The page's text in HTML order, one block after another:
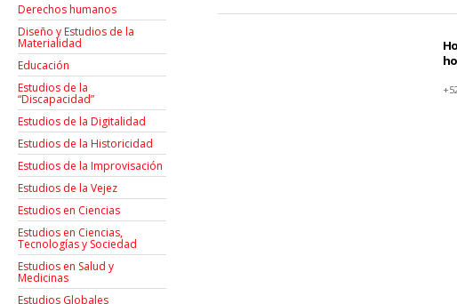
Derechos humanos
Diseño y Estudios de la
Materialidad
Educación
Estudios de la
“Discapacidad”
Estudios de la Digitalidad
Estudios de la Historicidad
Estudios de la Improvisación
Estudios de la Vejez
Estudios en Ciencias
Estudios en Ciencias,
Tecnologías y Sociedad
Estudios en Salud y
Medicinas
Estudios Globales